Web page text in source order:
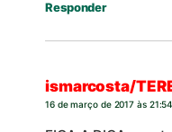
Responder
ismarcosta/
16 de março de 2017 às 21:54